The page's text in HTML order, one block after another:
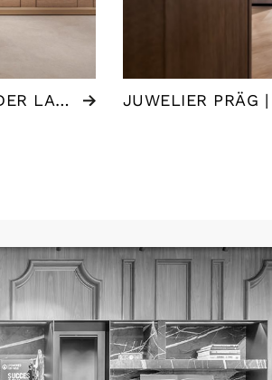
JUWELIER DOWA | LIMBURG AN DER LAHN (DE) JUWELIER PRÄG